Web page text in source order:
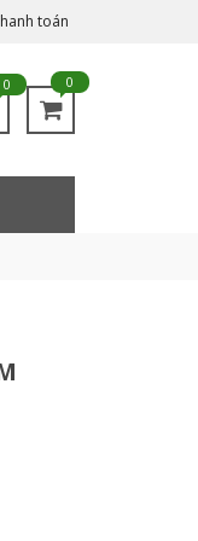
toán
0 0